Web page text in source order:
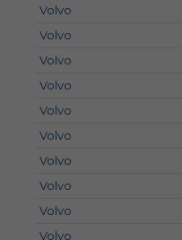
Volvo
Volvo
Volvo
Volvo
Volvo
Volvo
Volvo
Volvo
Volvo
Volvo